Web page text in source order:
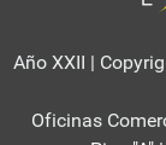
Año XXII |
Oficinas